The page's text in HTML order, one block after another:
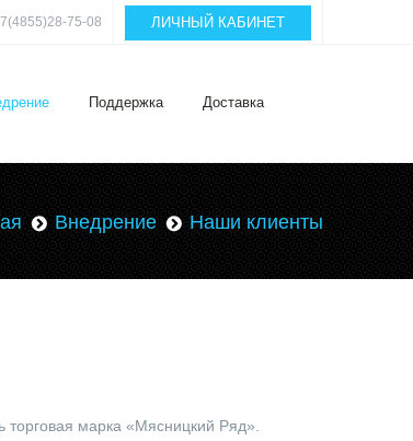
75-08 ЛИЧНЫЙ КАБИНЕТ
Поддержка Доставка
Внедрение Наши клиенты
марка «Мясницкий Ряд».